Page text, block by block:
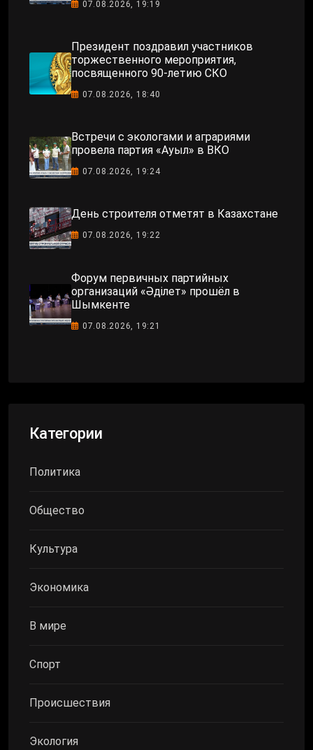
07.08.2026, 19:19
Президент поздравил участников
торжественного мероприятия,
посвященного 90-летию СКО
07.08.2026, 18:40
Встречи с экологами и аграриями
провела партия «Ауыл» в ВКО
07.08.2026, 19:24
День строителя отметят в Казахстане
07.08.2026, 19:22
Форум первичных партийных
организаций «Әділет» прошёл в
Шымкенте
07.08.2026, 19:21
Категории
Политика
Общество
Культура
Экономика
В мире
Спорт
Происшествия
Экология